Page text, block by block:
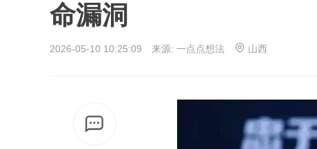
命漏洞
2026-05-10 10:25:09 来源: 一点点想法 山西